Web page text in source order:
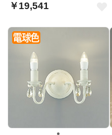
￥19,541